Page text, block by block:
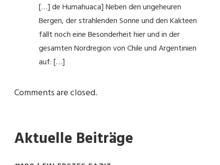
[…] de Humahuaca] Neben den ungeheuren
Bergen, der strahlenden Sonne und den Kakteen
fällt noch eine Besonderheit hier und in der
gesamten Nordregion von Chile und Argentinien
auf: […]
Comments are closed.
Aktuelle Beiträge